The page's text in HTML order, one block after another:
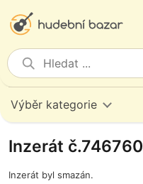
Výběr kategorie
Inzerát č.746760
Inzerát byl smazán.